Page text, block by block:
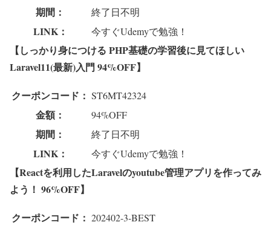
期間： 終了日不明
LINK： 今すぐUdemyで勉強！
【しっかり身につける PHP基礎の学習後に見てほしい
Laravel11(最新)入門 94%OFF】
クーポンコード： ST6MT42324
金額： 94%OFF
期間： 終了日不明
LINK： 今すぐUdemyで勉強！
【Reactを利用したLaravelのyoutube管理アプリを作ってみ
よう！ 96%OFF】
クーポンコード： 202402-3-BEST